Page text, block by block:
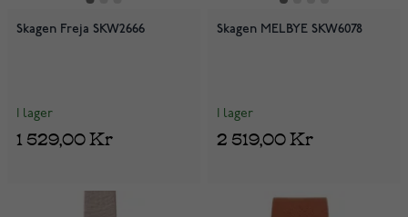
Skagen Freja SKW2666
I lager
1 529,00 Kr
Skagen MELBYE SKW6078
I lager
2 519,00 Kr